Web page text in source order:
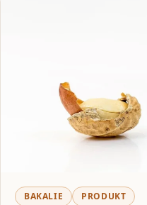
BAKALIE PRODUKT